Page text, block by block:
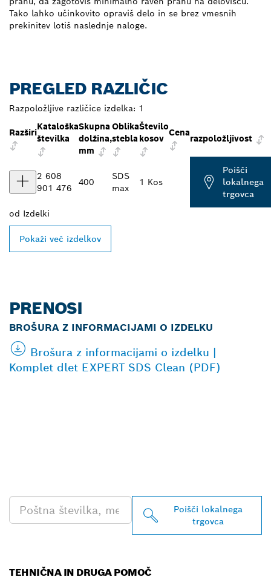
Tako lahko učinkovito opraviš delo in se brez vmesnih
prekinitev lotiš naslednje naloge.
PREGLED RAZLIČIC
Razpoložljive različice izdelka: 1
Razširi
Kataloška
številka
Skupna
dolžina,
mm
Oblika
stebla
Število
kosov
Cena
razpoložljivost
2 608
901 476
400
SDS
max
1 Kos
Poišči
lokalnega
trgovca
od Izdelki
Pokaži več izdelkov
PRENOSI
BROŠURA Z INFORMACIJAMI O IZDELKU
Brošura z informacijami o izdelku |
Komplet dlet EXPERT SDS Clean (PDF)
Poišči lokalnega
trgovca
TEHNIČNA IN DRUGA POMOČ